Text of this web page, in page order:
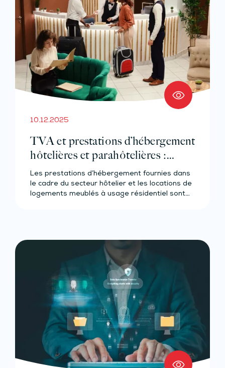
10.12.2025
TVA et prestations d’hébergement
hôtelières et parahôtelières :
retour partiel en arrière !
Les prestations d’hébergement fournies dans
le cadre du secteur hôtelier et les locations de
logements meublés à usage résidentiel sont…